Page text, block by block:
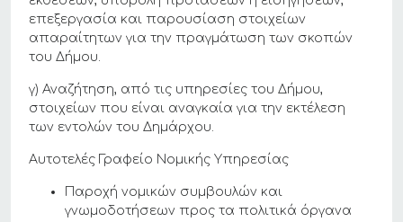
επεξεργασία και παρουσίαση στοιχείων
απαραίτητων για την πραγμάτωση των σκοπών
του Δήμου.
γ) Αναζήτηση, από τις υπηρεσίες του Δήμου,
στοιχείων που είναι αναγκαία για την εκτέλεση
των εντολών του Δημάρχου.
Αυτοτελές Γραφείο Νομικής Υπηρεσίας
Παροχή νομικών συμβουλών και
γνωμοδοτήσεων προς τα πολιτικά όργανα